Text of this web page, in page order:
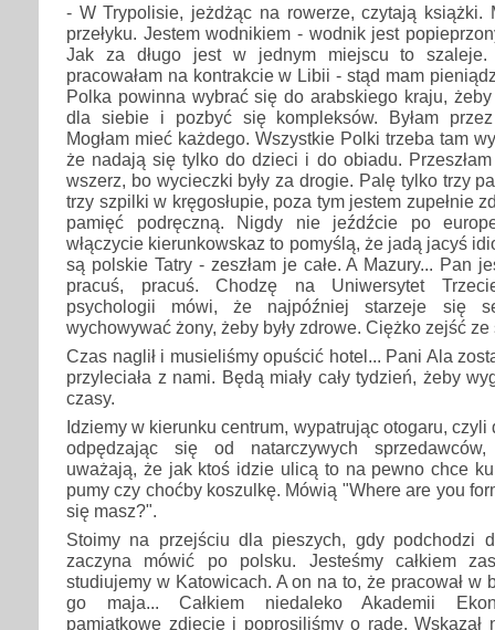
- W Trypolisie, jeżdżąc na rowerze, czytają książki.
przełyku. Jestem wodnikiem - wodnik jest
Jak za długo jest w jednym miejscu to szaleje.
pracowałam na kontrakcie w Libii - stąd mam
Polka powinna wybrać się do arabskiego kraju,
dla siebie i pozbyć się kompleksów. Byłam
Mogłam mieć każdego. Wszystkie Polki trzeba tam
że nadają się tylko do dzieci i do obiadu. Przeszłam
wszerz, bo wycieczki były za drogie. Palę tylko trzy
trzy szpilki w kręgosłupie, poza tym jestem zupełnie
pamięć podręczną. Nigdy nie jeźdźcie po
włączycie kierunkowskaz to pomyślą, że jadą jacyś
są polskie Tatry - zeszłam je całe. A Mazury... Pan
pracuś, pracuś. Chodzę na Uniwersytet
psychologii mówi, że najpóźniej starzeje się
wychowywać żony, żeby były zdrowe. Ciężko zejść ze
Czas naglił i musieliśmy opuścić hotel... Pani Ala
przyleciała z nami. Będą miały cały tydzień, żeby
czasy.
Idziemy w kierunku centrum, wypatrując otogaru,
odpędzając się od natarczywych
uważają, że jak ktoś idzie ulicą to na pewno chce
pumy czy choćby koszulkę. Mówią "Where are you
się masz?".
Stoimy na przejściu dla pieszych, gdy podchodzi
zaczyna mówić po polsku. Jesteśmy całkiem
studiujemy w Katowicach. A on na to, że pracował w
go maja... Całkiem niedaleko Akademii
pamiątkowe zdjęcie i poprosiliśmy o radę. Wskazał